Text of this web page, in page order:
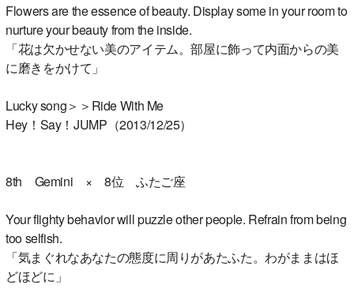
Flowers are the essence of beauty. Display some in your room to
nurture your beauty from the inside.
「花は欠かせない美のアイテム。部屋に飾って内面からの美
に磨きをかけて」
Lucky song＞＞Ride With Me
Hey！Say！JUMP（2013/12/25）
8th Gemini × 8位 ふたご座
Your flighty behavior will puzzle other people. Refrain from being
too selfish.
「気まぐれなあなたの態度に周りがあたふた。わがままはほ
どほどに」